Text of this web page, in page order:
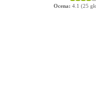
Ocena: 4.1 (25